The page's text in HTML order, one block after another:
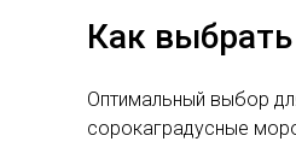
Как
Оптимальный выбор
сорокаградусные